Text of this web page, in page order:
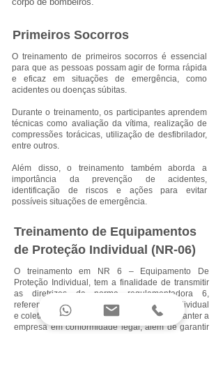
Primeiros Socorros
O treinamento de primeiros socorros é essencial
para que as pessoas possam agir de forma rápida
e eficaz em situações de emergência, como
acidentes ou doenças súbitas.
Durante o treinamento, os participantes aprendem
técnicas como avaliação da vítima, realização de
compressões torácicas, utilização de desfibrilador,
entre outros.
Além disso, o treinamento também aborda a
importância da prevenção de acidentes,
identificação de riscos e ações para evitar
possíveis situações de emergência.
Treinamento de Equipamentos
de Proteção Individual (NR-06)
O treinamento em NR 6 – Equipamento De
Proteção Individual, tem a finalidade de transmitir
as diretrizes da norma regulamentadora 6,
referente aos equipamentos de proteção individual
e coletiva, a fim de atender os requisitos e manter a
empresa em conformidade legal, além de garantir